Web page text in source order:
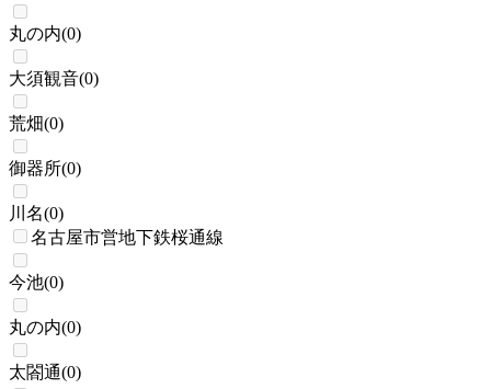
丸の内(0)
大須観音(0)
荒畑(0)
御器所(0)
川名(0)
名古屋市営地下鉄桜通線
今池(0)
丸の内(0)
太閤通(0)